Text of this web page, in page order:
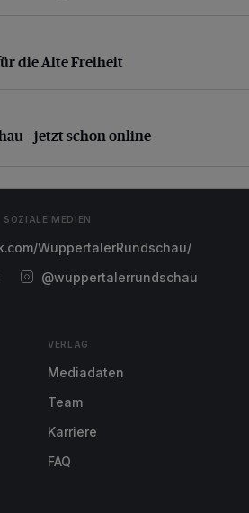
die Alte Freiheit
die Alte Freiheit
– jetzt schon online
– jetzt schon online
SOZIALE MEDIEN
WuppertalerRundschau/
@wuppertalerrundschau
VERLAG
Mediadaten
Team
Karriere
FAQ